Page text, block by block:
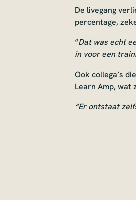
De livegang
percentage,
“Dat was echt
in voor een
Ook collega’s
Learn Amp, wat
“Er ontstaat